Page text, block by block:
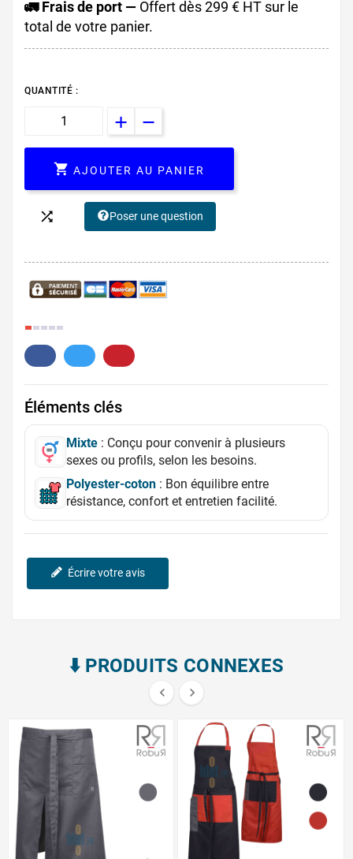
🚛 Frais de port — Offert dès 299 € HT sur le
total de votre panier.
QUANTITÉ :
 AJOUTER AU PANIER
 Poser une question
Éléments clés
Mixte : Conçu pour convenir à plusieurs
sexes ou profils, selon les besoins.
Polyester-coton : Bon équilibre entre
résistance, confort et entretien facilité.
Écrire votre avis
⬇️​ PRODUITS CONNEXES
 